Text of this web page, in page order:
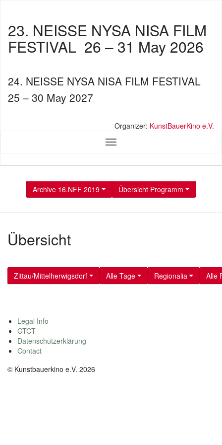
23. NEISSE NYSA NISA FILM
FESTIVAL 26 – 31 May 2026
24. NEISSE NYSA NISA FILM FESTIVAL
25 – 30 May 2027
Organizer: KunstBauerKino e.V.
Archive 16.NFF 2019 Übersicht Programm
Übersicht
Zittau/Mittelherwigsdorf Alle Tage Regionalia Alle
Legal Info
GTCT
Datenschutzerklärung
Contact
© Kunstbauerkino e.V. 2026